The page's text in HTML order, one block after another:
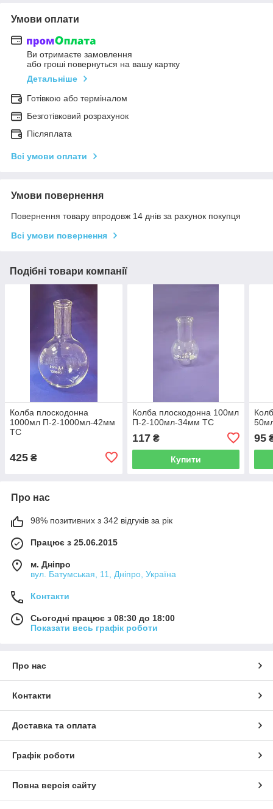
Умови оплати
Ви отримаєте замовлення
або гроші повернуться на вашу картку
Детальніше
Готівкою або терміналом
Безготівковий розрахунок
Післяплата
Всі умови оплати
Умови повернення
Повернення товару впродовж 14 днів за рахунок покупця
Всі умови повернення
Подібні товари компанії
Колба плоскодонна
1000мл П-2-1000мл-42мм
ТС
425 ₴
Колба плоскодонна 100мл
П-2-100мл-34мм ТС
117₴
Купити
95
Про нас
98% позитивних з 342 відгуків за рік
Працює з 25.06.2015
м. Дніпро
вул. Батумськая, 11, Дніпро, Україна
Контакти
Сьогодні працює з 08:30 до 18:00
Показати весь графік роботи
Про нас
Контакти
Доставка та оплата
Графік роботи
Повна версія сайту